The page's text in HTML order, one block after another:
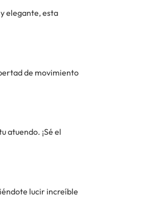
elegante, esta
de movimiento
atuendo. ¡Sé el
lucir increíble